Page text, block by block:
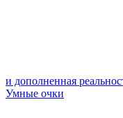
и дополненная
Умные очки